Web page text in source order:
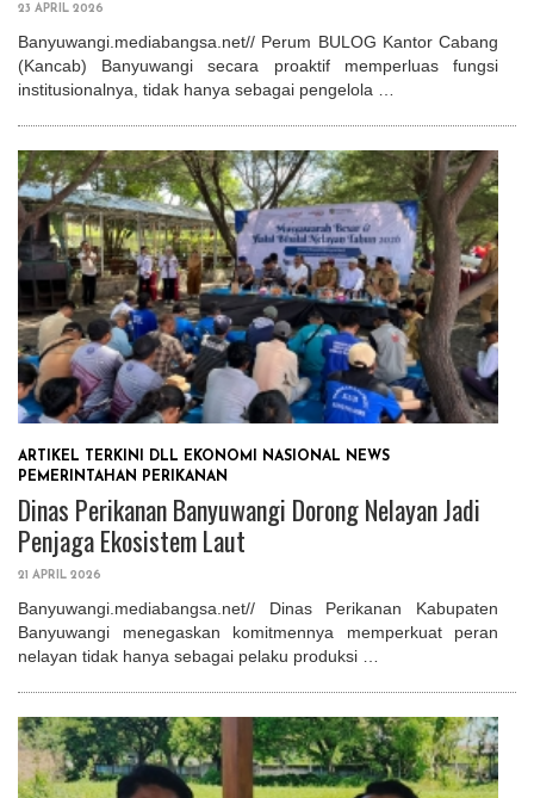
23 APRIL 2026
Banyuwangi.mediabangsa.net// Perum BULOG Kantor Cabang
(Kancab) Banyuwangi secara proaktif memperluas fungsi
institusionalnya, tidak hanya sebagai pengelola …
ARTIKEL TERKINI DLL EKONOMI NASIONAL NEWS
PEMERINTAHAN PERIKANAN
Dinas Perikanan Banyuwangi Dorong Nelayan Jadi
Penjaga Ekosistem Laut
21 APRIL 2026
Banyuwangi.mediabangsa.net// Dinas Perikanan Kabupaten
Banyuwangi menegaskan komitmennya memperkuat peran
nelayan tidak hanya sebagai pelaku produksi …